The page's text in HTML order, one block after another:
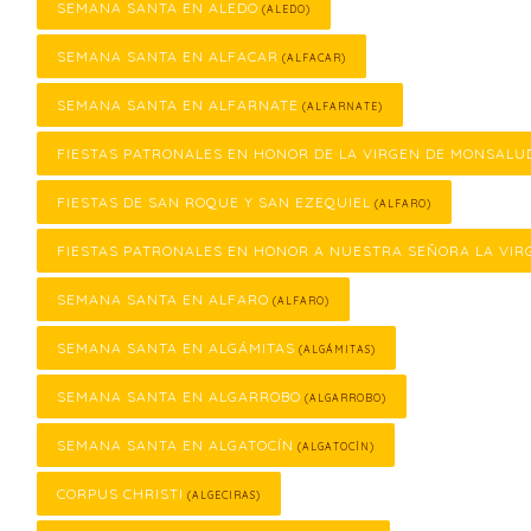
SEMANA SANTA EN ALEDO (ALEDO)
SEMANA SANTA EN ALFACAR (ALFACAR)
SEMANA SANTA EN ALFARNATE (ALFARNATE)
FIESTAS PATRONALES EN HONOR DE LA VIRGEN DE
FIESTAS DE SAN ROQUE Y SAN EZEQUIEL (ALFARO)
FIESTAS PATRONALES EN HONOR A NUESTRA SEÑORA LA
SEMANA SANTA EN ALFARO (ALFARO)
SEMANA SANTA EN ALGÁMITAS (ALGÁMITAS)
SEMANA SANTA EN ALGARROBO (ALGARROBO)
SEMANA SANTA EN ALGATOCÍN (ALGATOCÍN)
CORPUS CHRISTI (ALGECIRAS)